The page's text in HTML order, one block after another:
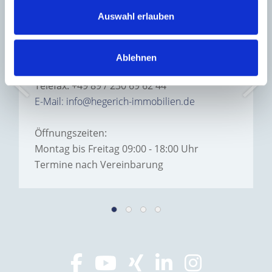
Auswahl erlauben
Ablehnen
Hegerich Immobilien GmbH
Am Westpark 7
Telefax: +49 89 / 230 69 62 44
E-Mail: info@hegerich-immobilien.de
Öffnungszeiten:
Montag bis Freitag 09:00 - 18:00 Uhr
Termine nach Vereinbarung